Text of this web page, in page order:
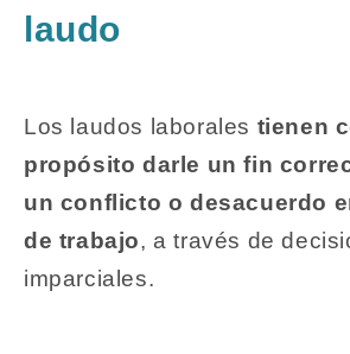
laudo
Los laudos laborales tienen
propósito darle un fin
un conflicto o desacuerdo
de trabajo, a través de
imparciales.